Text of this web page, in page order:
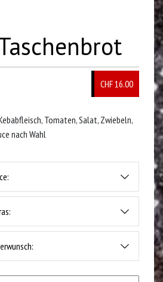
CHF 16.00
Tomaten, Salat, Zwiebeln,
nach Wahl